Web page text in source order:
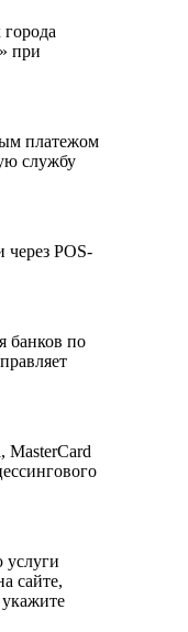
при
платежом
службу
через POS-
банков по
MasterCard
сайте,